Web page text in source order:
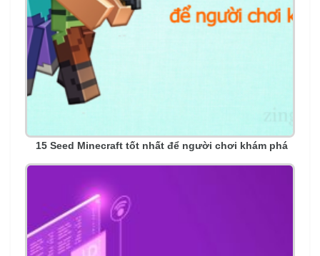
15 Seed Minecraft tốt nhất để người chơi khám phá